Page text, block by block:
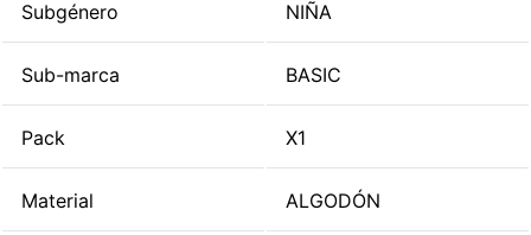
Subgénero NIÑA
Sub-marca BASIC
Pack X1
Material ALGODÓN